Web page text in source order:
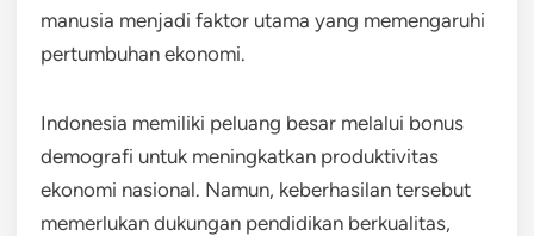
manusia menjadi faktor utama yang memengaruhi
pertumbuhan ekonomi.
Indonesia memiliki peluang besar melalui bonus
demografi untuk meningkatkan produktivitas
ekonomi nasional. Namun, keberhasilan tersebut
memerlukan dukungan pendidikan berkualitas,